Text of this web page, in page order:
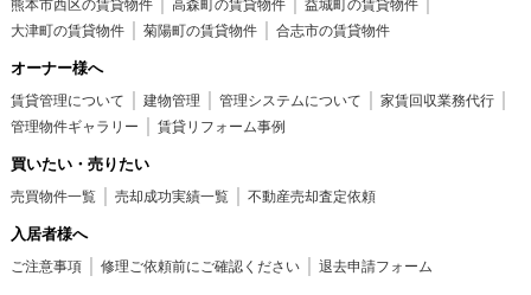
熊本市西区の賃貸物件
高森町の賃貸物件
益城町の賃貸物件
大津町の賃貸物件
菊陽町の賃貸物件 合志市の賃貸物件
オーナー様へ
賃貸管理について 建物管理 管理システムについて
家賃回収業務代行
管理物件ギャラリー
賃貸リフォーム事例
買いたい・売りたい
売買物件一覧 売却成功実績一覧 不動産売却査定依頼
入居者様へ
ご注意事項 修理ご依頼前にご確認ください 退去申請フォーム